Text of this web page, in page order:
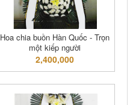
Hoa chia buồn Hàn Quốc - Trọn
một kiếp người
2,400,000